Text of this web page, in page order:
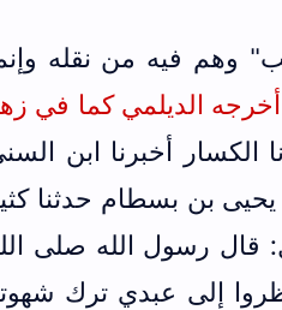
وهم فيه من نقله
أخرجه الديلمي كما في
الكسار أخبرنا ابن
بن بسطام حدثنا
قال رسول الله صلى
إلى عبدي ترك